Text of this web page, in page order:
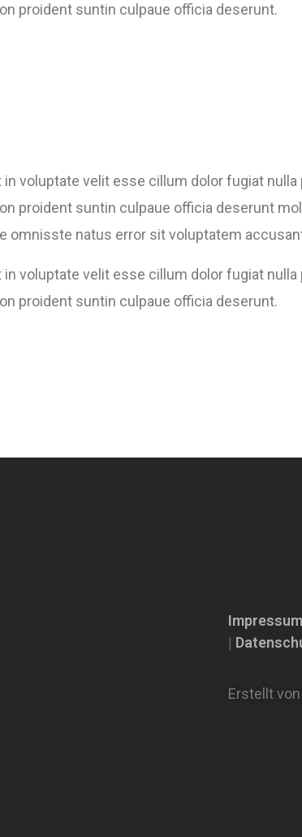
proident suntin culpaue officia deserunt.
voluptate velit esse cillum dolor fugiat nulla
proident suntin culpaue officia deserunt
omnisste natus error sit voluptatem
voluptate velit esse cillum dolor fugiat nulla
proident suntin culpaue officia deserunt.
Impressum
|
Erstellt von